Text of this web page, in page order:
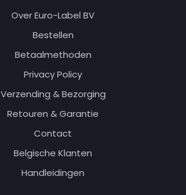
Over Euro-Label BV
Bestellen
Betaalmethoden
Privacy Policy
Verzending & Bezorging
Retouren & Garantie
Contact
Belgische Klanten
Handleidingen